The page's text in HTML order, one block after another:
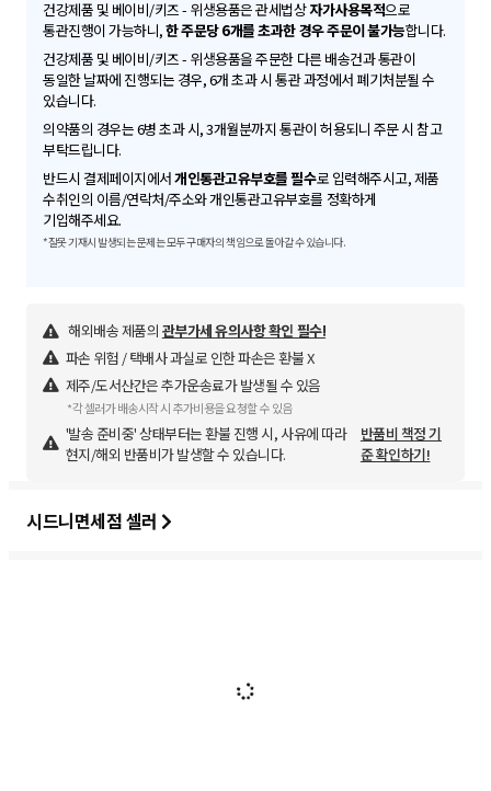
건강제품 및 베이비/키즈 - 위생용품은 관세법상자가사용목적으로
통관진행이 가능하니,한 주문당 6개를 초과한 경우 주문이 불가능합니다.
건강제품 및 베이비/키즈 - 위생용품을 주문한 다른 배송건과 통관이
동일한 날짜에 진행되는 경우, 6개 초과 시 통관 과정에서 폐기처분될 수
있습니다.
의약품의 경우는 6병 초과 시, 3개월분까지 통관이 허용되니 주문 시 참고
부탁드립니다.
반드시 결제페이지에서개인통관고유부호를 필수로 입력해주시고, 제품
수취인의 이름/연락처/주소와 개인통관고유부호를 정확하게
기입해주세요.
*잘못 기재시 발생되는 문제는 모두 구매자의 책임으로 돌아갈 수 있습니다.
해외배송 제품의 관부가세 유의사항 확인 필수!
파손 위험 / 택배사 과실로 인한 파손은 환불 X
제주/도서산간은 추가운송료가 발생될 수 있음
*각 셀러가 배송시작 시 추가비용을 요청할 수 있음
'발송 준비중' 상태부터는 환불 진행 시, 사유에 따라
현지/해외 반품비가 발생할 수 있습니다.
반품비 책정 기
준 확인하기!
시드니면세점 셀러